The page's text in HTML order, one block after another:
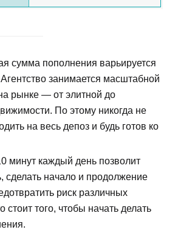
сумма пополнения варьируется
занимается масштабной
рынке — от элитной до
По этому никогда не
на весь депоз и будь готов ко
минут каждый день позволит
сделать начало и продолжение
риск различных
стоит того, чтобы начать делать